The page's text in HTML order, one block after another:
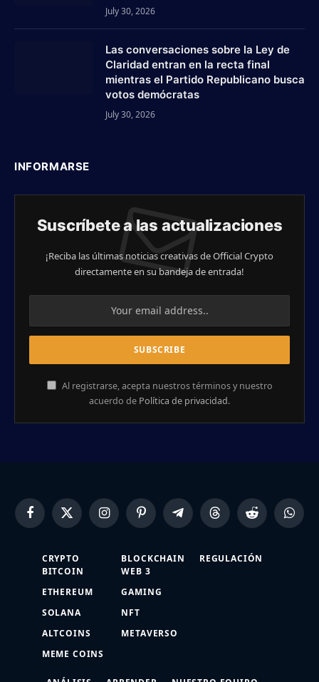
July 30, 2026
Las conversaciones sobre la Ley de
Claridad entran en la recta final
mientras el Partido Republicano busca
votos demócratas
July 30, 2026
INFORMARSE
Suscríbete a las actualizaciones
¡Reciba las últimas noticias creativas de Official Crypto
directamente en su bandeja de entrada!
Al registrarse, acepta nuestros términos y nuestro
acuerdo de Política de privacidad.
FacebookX
(Twitter)
InstagramPinterestTelegramThreads Reddit
CRYPTO
BITCOIN
ETHEREUM
SOLANA
ALTCOINS
MEME COINS
BLOCKCHAIN
WEB 3
GAMING
NFT
METAVERSO
REGULACIÓN